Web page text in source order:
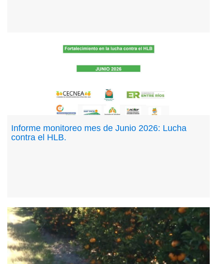
Informe monitoreo mes de Junio 2026: Lucha
contra el HLB.